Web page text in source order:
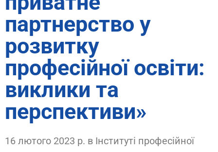
партнерство у
розвитку
професійної освіти:
виклики та
перспективи»
16 лютого 2023 р. в Інституті професійної